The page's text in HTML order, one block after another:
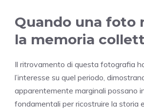
Quando una foto
la memoria
Il ritrovamento di questa fotografia
l’interesse su quel periodo,
apparentemente marginali possano
fondamentali per ricostruire la storia